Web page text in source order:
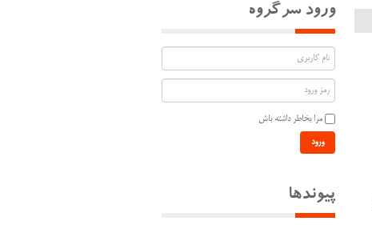
ورود سرگروه
مرا بخاطر داشته باش
ورود
پیوندها